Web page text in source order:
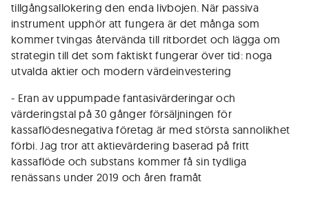
tillgångsallokering den enda livbojen. När passiva
instrument upphör att fungera är det många som
kommer tvingas återvända till ritbordet och lägga om
strategin till det som faktiskt fungerar över tid: noga
utvalda aktier och modern värdeinvestering
- Eran av uppumpade fantasivärderingar och
värderingstal på 30 gånger försäljningen för
kassaflödesnegativa företag är med största sannolikhet
förbi. Jag tror att aktievärdering baserad på fritt
kassaflöde och substans kommer få sin tydliga
renässans under 2019 och åren framåt